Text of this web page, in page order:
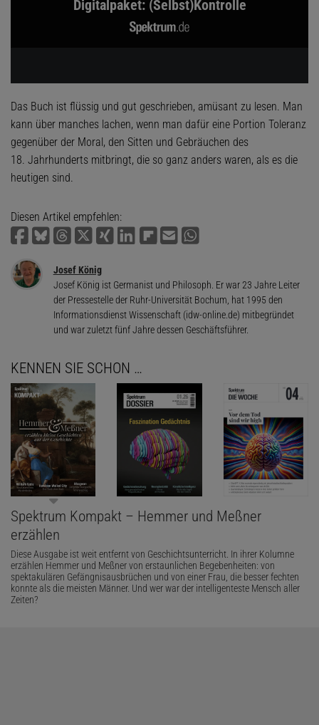
Digitalpaket: (Selbst)Kontrolle
Das Buch ist flüssig und gut geschrieben, amüsant zu lesen. Man
kann über manches lachen, wenn man dafür eine Portion Toleranz
gegenüber der Moral, den Sitten und Gebräuchen des
18. Jahrhunderts mitbringt, die so ganz anders waren, als es die
heutigen sind.
Diesen Artikel empfehlen:
Josef König
Josef König ist Germanist und Philosoph. Er war 23 Jahre Leiter
der Pressestelle der Ruhr-Universität Bochum, hat 1995 den
Informationsdienst Wissenschaft (idw-online.de) mitbegründet
und war zuletzt fünf Jahre dessen Geschäftsführer.
KENNEN SIE SCHON …
Spektrum Kompakt – Hemmer und Meßner
erzählen
Diese Ausgabe ist weit entfernt von Geschichtsunterricht. In ihrer Kolumne
erzählen Hemmer und Meßner von erstaunlichen Begebenheiten: von
spektakulären Gefängnisausbrüchen und von einer Frau, die besser fechten
konnte als die meisten Männer. Und wer war der intelligenteste Mensch aller
Zeiten?